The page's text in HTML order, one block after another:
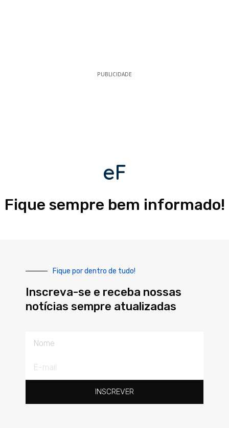
PUBLICIDADE
eF
Fique sempre bem informado!
Fique por dentro de tudo!
Inscreva-se e receba nossas
notícias sempre atualizadas
INSCREVER